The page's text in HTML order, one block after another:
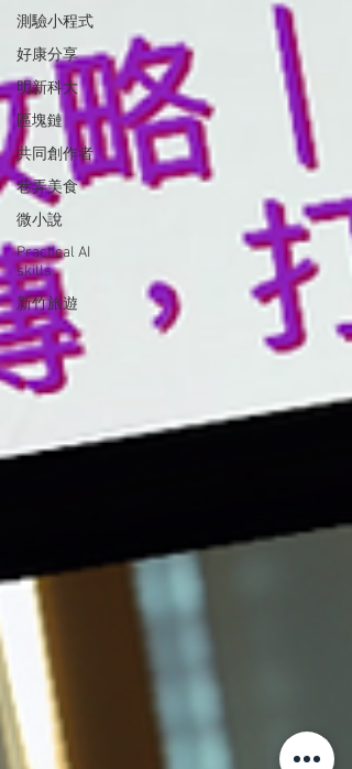
測驗小程式
好康分享
明新科大
區塊鏈
共同創作者
巷弄美食
微小說
Practical AI
skills
新竹旅遊